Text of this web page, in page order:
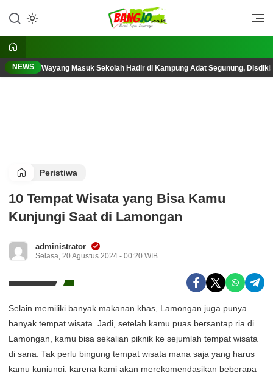
konten
Bangjo.co.id
Berani, Tegas, Terpercaya
NEWS Wayang Masuk Sekolah Hadir di Kampung Adat Segunung,
Peristiwa
10 Tempat Wisata yang Bisa Kamu
Kunjungi Saat di Lamongan
administrator
Selasa, 20 Agustus 2024 - 00:20 WIB
Selain memiliki banyak makanan khas, Lamongan juga punya
banyak tempat wisata. Jadi, setelah kamu puas bersantap ria di
Lamongan, kamu bisa sekalian piknik ke sejumlah tempat wisata
di sana. Tak perlu bingung tempat wisata mana saja yang harus
kamu kunjungi, karena kami akan merekomendasikan beberapa